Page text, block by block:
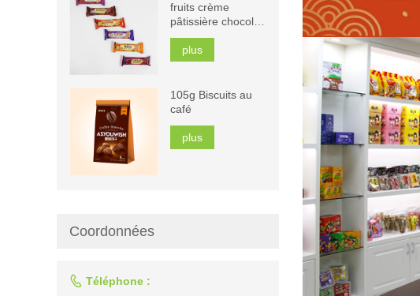
fruits crème
pâtissière chocolat
cappuccino orange
mangue biscuits
sandwich
plus
105g Biscuits au
café
plus
Coordonnées
 Téléphone :